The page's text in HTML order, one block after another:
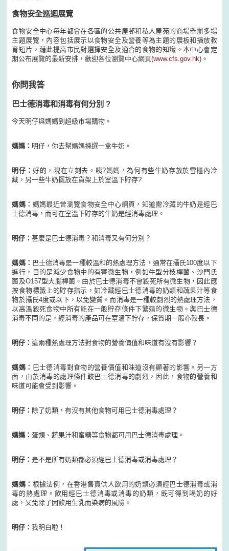
食物安全巡迴展覽
食物安全中心每年都會在各區的公共屋邨和私人屋苑的商場舉辦多場
主題展覽，內容包括展示以食物安全及營養等為主題的展板和播放教
育短片，藉此提高市民對選擇安全及適合的食物的知識。本中心會定
期公布展覽的最新安排，歡迎各位瀏覽中心網頁(www.cfs.gov.hk)。
你問我答
巴士德消毒和消毒有何分別 ?
今天明仔與媽媽到超級市場購物。
媽媽： 明仔，你去幫媽媽揀選一盒牛奶。
明仔：好的，現在立刻去。咦?媽媽，為何有些牛奶存放於雪櫃內冷
藏，另一些牛奶擺放在貨架上於室溫下貯存?
媽媽： 媽媽最近曾瀏覽食物安全中心網頁，知道需冷藏的牛奶是經巴
士德消毒，而可在室溫下貯存的牛奶是經消毒處理。
明仔：甚麼是巴士德消毒？和消毒又有何分別？
媽媽： 巴士德消毒是一種較溫和的熱處理方法，通常在攝氏100度以下
進行，目的是減少食物中的有害微生物，例如牛型分枝桿菌、沙門氏
菌及O157型大腸桿菌。由於巴士德消毒不會殺死所有微生物，因此應
按食物標籤上的貯存指示，如冷藏經巴士德消毒的奶類和蔬果汁等食
物於攝氏4度或以下，以免變質。而消毒是一種較劇烈的熱處理方法，
以高溫殺死食物中所有能在一般貯存條件下繁殖的微生物。與巴士德
消毒不同的是，經消毒的產品可在室溫下貯存，保質期一般亦較長。
明仔：這兩種熱處理方法對食物的營養價值和味道有沒有影響？
媽媽： 巴士德消毒對食物的營養價值和味道沒有顯著的影響。另一方
面，由於消毒的處理條件較巴士德消毒的劇烈，因此，食物的營養和
味道可能會受到影響。
明仔： 除了奶類，有沒有其他食物可用巴士德消毒處理？
媽媽：蛋類、蔬果汁和蜜糖等食物都可用巴士德消毒處理。
明仔：是不是所有奶類都必須經巴士德消毒或消毒處理？
媽媽： 根據法例，在香港售賣供人飲用的奶類必須經巴士德消毒或消
毒的熱處理。飲用經巴士德消毒或消毒的奶類，既可得到喝奶的好
處，又免除了因飲用生乳而染病的風險。
明仔：我明白啦！